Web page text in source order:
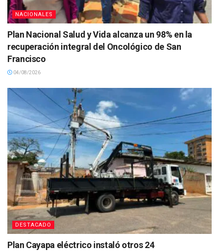
NACIONALES
Plan Nacional Salud y Vida alcanza un 98% en la
recuperación integral del Oncológico de San
Francisco
04/08/2026
DESTACADO
Plan Cayapa eléctrico instaló otros 24